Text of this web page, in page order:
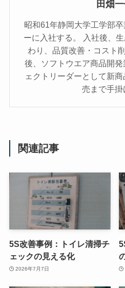
田畑
昭和61年静岡大学工学部
ーに入社する。 入社後、
わり、品質改善・コスト
後、ソフトウエア商品開
ェクトリーダーとして新
売まで手掛
関連記事
5S改善事例：トイレ清掃チ
ェックの見える化
2026年7月7日